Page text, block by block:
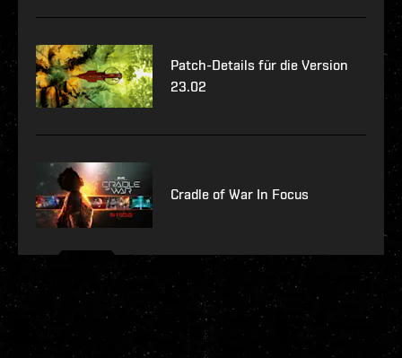
Patch-Details für die Version
23.02
Cradle of War In Focus